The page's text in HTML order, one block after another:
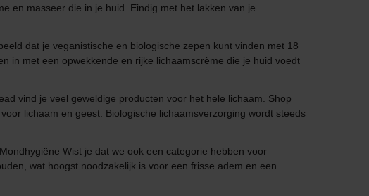
en masseer die in je huid. Eindig met het lakken van je
dat je veganistische en biologische zepen kunt vinden met 18
in met een opwekkende en rijke lichaamscrème die je huid voedt
vind je veel geweldige producten voor het hele lichaam. Shop
lichaam en geest. Biologische lichaamsverzorging wordt steeds
Wist je dat we ook een categorie hebben voor
wat hoogst noodzakelijk is voor een frisse adem en een